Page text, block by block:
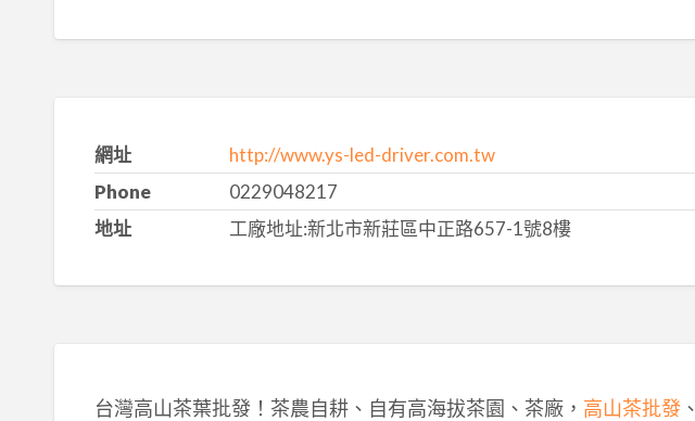
網址
http://www.ys-led-driver.com.tw
Phone
0229048217
地址
工廠地址:新北市新莊區中正路657-1號8樓
台灣高山茶葉批發！茶農自耕、自有高海拔茶園、茶廠， 高山茶批發、